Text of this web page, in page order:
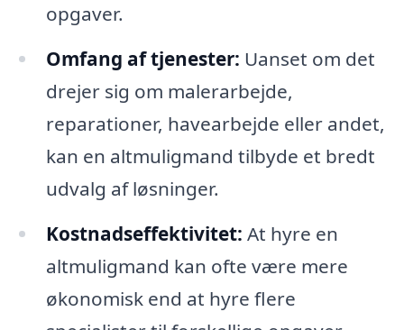
opgaver.
Omfang af tjenester: Uanset om det
drejer sig om malerarbejde,
reparationer, havearbejde eller andet,
kan en altmuligmand tilbyde et bredt
udvalg af løsninger.
Kostnadseffektivitet: At hyre en
altmuligmand kan ofte være mere
økonomisk end at hyre flere